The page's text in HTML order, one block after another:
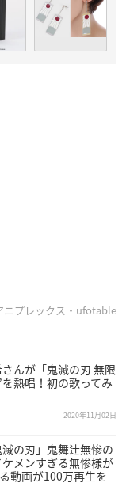
プレックス・ufotable
んが「鬼滅の刃 無限
熱唱！初の歌ってみ
2020年11月02日
の刃」鬼舞辻無惨の
メンすぎる無惨様が
動画が100万再生を